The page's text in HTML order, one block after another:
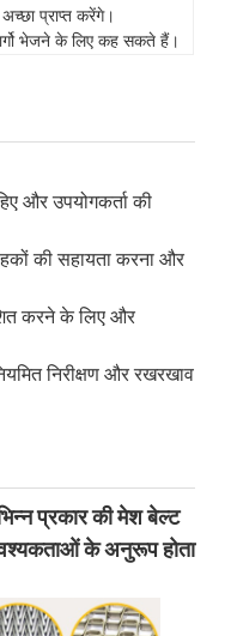
प्राप्त करेंगे।
भेजने के लिए कह सकते हैं।
और उपयोगकर्ता की
की सहायता करना और
करने के लिए और
निरीक्षण और रखरखाव
प्रकार की मेश बेल्ट
के अनुरूप होता